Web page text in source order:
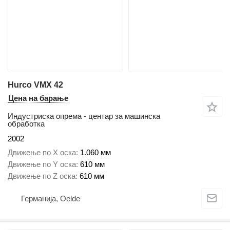
Hurco VMX 42
Цена на барање
Индустриска опрема - центар за машинска
обработка
2002
Движење по Х оска 1.060 мм
Движење по Y оска 610 мм
Движење по Z оска 610 мм
Германија, Oelde